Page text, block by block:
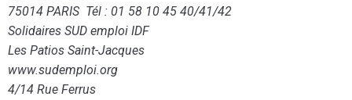
75014 PARIS Tél : 01 58 10 45 40/41/42
Solidaires SUD emploi IDF
Les Patios Saint-Jacques
www.sudemploi.org
4/14 Rue Ferrus